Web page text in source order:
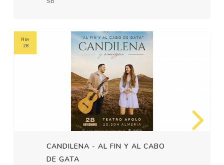
CANDILENA - AL FIN Y AL CABO
DE GATA
Nov
28